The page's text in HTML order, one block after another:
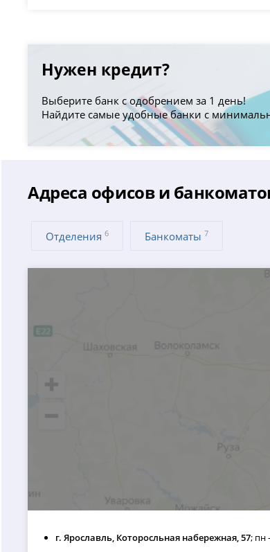
Нужен кредит?
Выберите банк с одобрением за 1 день!
Найдите самые удобные банки с
Адреса офисов и
Отделения6 Банкоматы7
г. Ярославль, Которосльная набережная, 57; пн